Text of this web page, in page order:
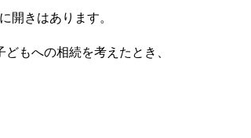
開きはあります。
もへの相続を考えたとき、